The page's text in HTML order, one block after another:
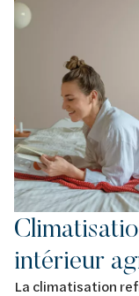
intérieur
La climatisation